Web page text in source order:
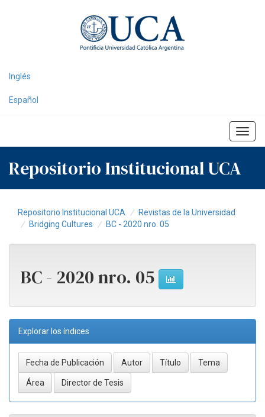
Inglés
Español
Repositorio Institucional UCA
Repositorio Institucional UCA
Revistas de la Universidad
Bridging Cultures
BC - 2020 nro. 05
BC - 2020 nro. 05
Explorar los índices